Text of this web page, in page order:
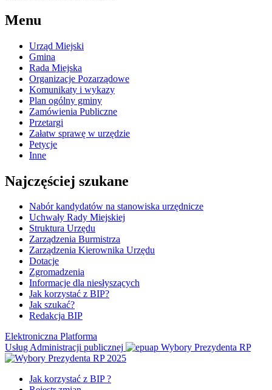
Menu
Urząd Miejski
Gmina
Rada Miejska
Organizacje Pozarządowe
Komunikaty i wykazy
Plan ogólny gminy
Zamówienia Publiczne
Przetargi
Załatw sprawę w urzędzie
Petycje
Inne
Najczęściej szukane
Nabór kandydatów na stanowiska urzędnicze
Uchwały Rady Miejskiej
Struktura Urzędu
Zarządzenia Burmistrza
Zarządzenia Kierownika Urzędu
Dotacje
Zgromadzenia
Informacje dla niesłyszących
Jak korzystać z BIP?
Jak szukać?
Redakcja BIP
Elektroniczna Platforma
Usług Administracji publicznej
Wybory Prezydenta RP
Jak korzystać z BIP ?